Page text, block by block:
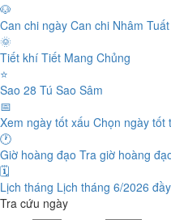
🐶
Can chi ngày Can chi Nhâm Tuất
🌞
Tiết khí Tiết Mang Chủng
⭐
Sao 28 Tú Sao Sâm
📅
Xem ngày tốt xấu Chọn ngày tốt
🕐
Giờ hoàng đạo Tra giờ hoàng
🗓️
Lịch tháng Lịch tháng 6/2026
Tra cứu ngày